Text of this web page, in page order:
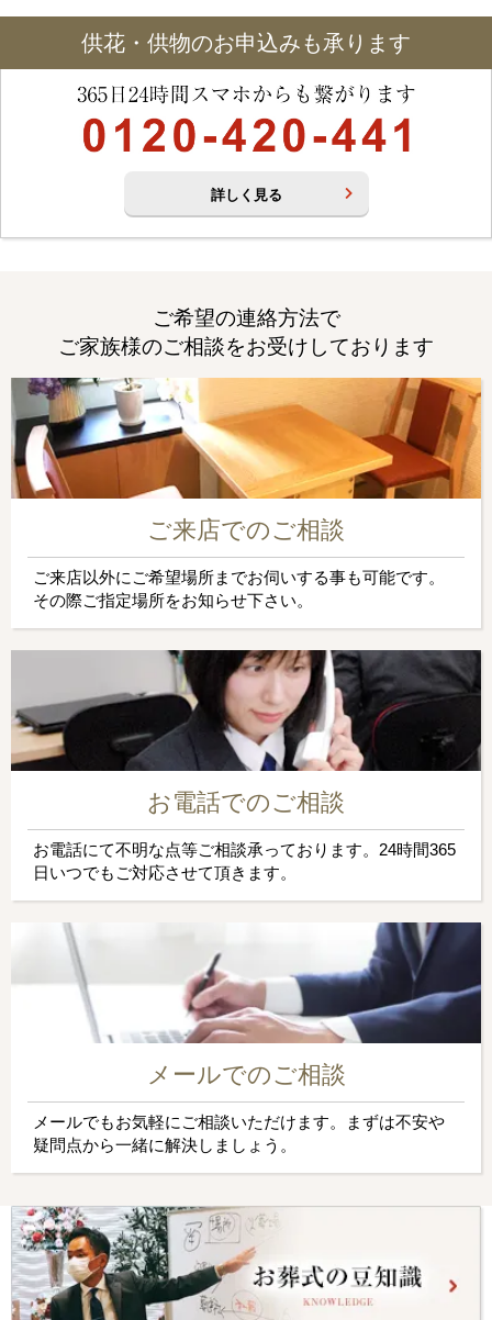
供花・供物のお申込みも承ります
詳しく見る
ご希望の連絡方法で
ご家族様のご相談をお受けしております
ご来店でのご相談
ご来店以外にご希望場所までお伺いする事も可能です。
その際ご指定場所をお知らせ下さい。
お電話でのご相談
お電話にて不明な点等ご相談承っております。24時間365
日いつでもご対応させて頂きます。
メールでのご相談
メールでもお気軽にご相談いただけます。まずは不安や
疑問点から一緒に解決しましょう。